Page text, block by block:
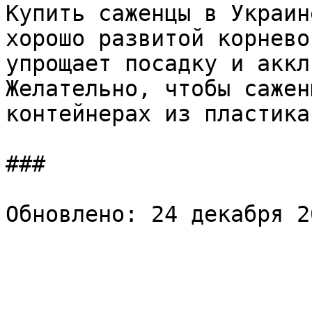
Купить саженцы в
хорошо развитой
упрощает посадку и
Желательно, чтобы
контейнерах из
###